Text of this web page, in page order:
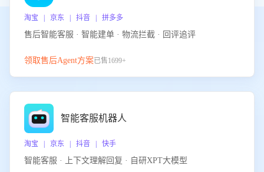
淘宝 | 京东 | 抖音 | 拼多多
售后智能客服 · 智能建单 · 物流拦截 · 回评追评
领取售后Agent方案已售1699+
智能客服机器人
淘宝 | 京东 | 抖音 | 快手
智能客服 · 上下文理解回复 · 自研XPT大模型